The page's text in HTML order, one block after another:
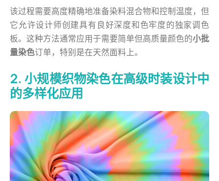
该过程需要高度精确地准备染料混合物和控制温度，但
它允许设计师创建具有良好深度和色牢度的独家调色
板。这种方法通常应用于需要简单但高质量颜色的小批
量染色订单，特别是在天然面料上。
2. 小规模织物染色在高级时装设计中
的多样化应用